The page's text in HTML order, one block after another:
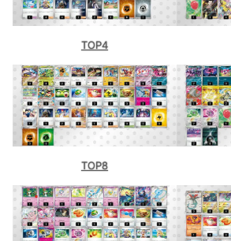
TOP4
TOP8